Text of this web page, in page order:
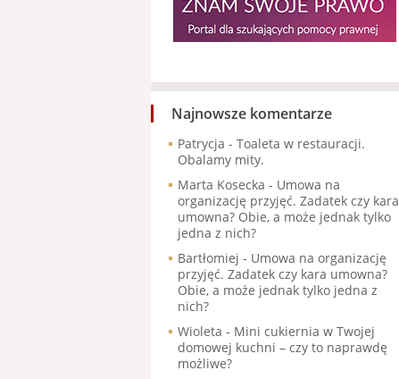
Najnowsze komentarze
Patrycja - Toaleta w restauracji.
Obalamy mity.
Marta Kosecka - Umowa na
organizację przyjęć. Zadatek czy kara
umowna? Obie, a może jednak tylko
jedna z nich?
Bartłomiej - Umowa na organizację
przyjęć. Zadatek czy kara umowna?
Obie, a może jednak tylko jedna z
nich?
Wioleta - Mini cukiernia w Twojej
domowej kuchni – czy to naprawdę
możliwe?